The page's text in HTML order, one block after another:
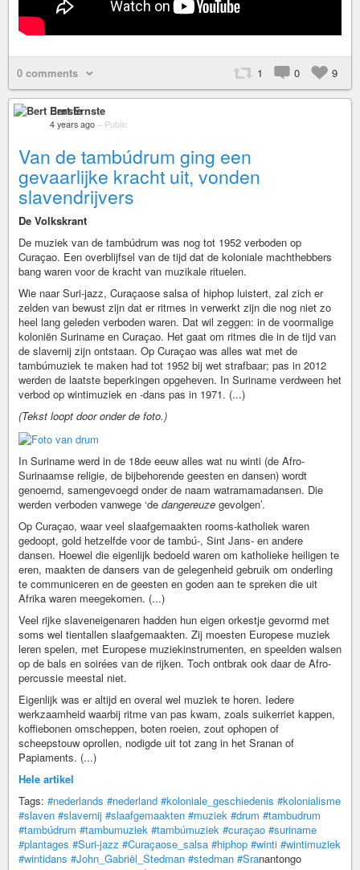
0 comments 1 0 9
Bert Ernste
4 years ago – Public
Van de tambúdrum ging een
gevaarlijke kracht uit, vonden
slavendrijvers
De Volkskrant
De muziek van de tambúdrum was nog tot 1952 verboden op
Curaçao. Een overblijfsel van de tijd dat de koloniale machthebbers
bang waren voor de kracht van muzikale rituelen.
Wie naar Suri-jazz, Curaçaose salsa of hiphop luistert, zal zich er
zelden van bewust zijn dat er ritmes in verwerkt zijn die nog niet zo
heel lang geleden verboden waren. Dat wil zeggen: in de voormalige
koloniën Suriname en Curaçao. Het gaat om ritmes die in de tijd van
de slavernij zijn ontstaan. Op Curaçao was alles wat met de
tambúmuziek te maken had tot 1952 bij wet strafbaar; pas in 2012
werden de laatste beperkingen opgeheven. In Suriname verdween het
verbod op wintimuziek en -dans pas in 1971. (...)
(Tekst loopt door onder de foto.)
In Suriname werd in de 18de eeuw alles wat nu winti (de Afro-
Surinaamse religie, de bijbehorende geesten en dansen) wordt
genoemd, samengevoegd onder de naam watramamadansen. Die
werden verboden vanwege ‘de dangereuze gevolgen’.
Op Curaçao, waar veel slaafgemaakten rooms-ka­tho­liek waren
gedoopt, gold hetzelfde voor de tambú-, Sint Jans- en andere
dansen. Hoewel die eigenlijk bedoeld waren om katholieke heiligen te
eren, maakten de dansers van de gelegenheid gebruik om onderling
te communiceren en de geesten en goden aan te spreken die uit
Afrika waren meegekomen. (...)
Veel rijke slaveneigenaren hadden hun eigen orkestje gevormd met
soms wel tientallen slaafgemaakten. Zij moesten Europese muziek
leren spelen, met Europese muziekinstrumenten, en speelden walsen
op de bals en soirées van de rijken. Toch ontbrak ook daar de Afro-
percussie meestal niet.
Eigenlijk was er altijd en overal wel muziek te horen. Iedere
werkzaamheid waarbij ritme van pas kwam, zoals suikerriet kappen,
koffiebonen omscheppen, boten roeien, zout ophopen of
scheepstouw oprollen, nodigde uit tot zang in het Sranan of
Papiaments. (...)
Hele artikel
Tags: #nederlands #nederland #koloniale_geschiedenis #kolonialisme
#slaven #slavernij #slaafgemaakten #muziek #drum #tambudrum
#tambúdrum #tambumuziek #tambúmuziek #curaçao #suriname
#plantages #Suri-jazz #Curaçaose_salsa #hiphop #winti #wintimuziek
#wintidans #John_Gabriël_Stedman #stedman #Sra­nan­ton­go